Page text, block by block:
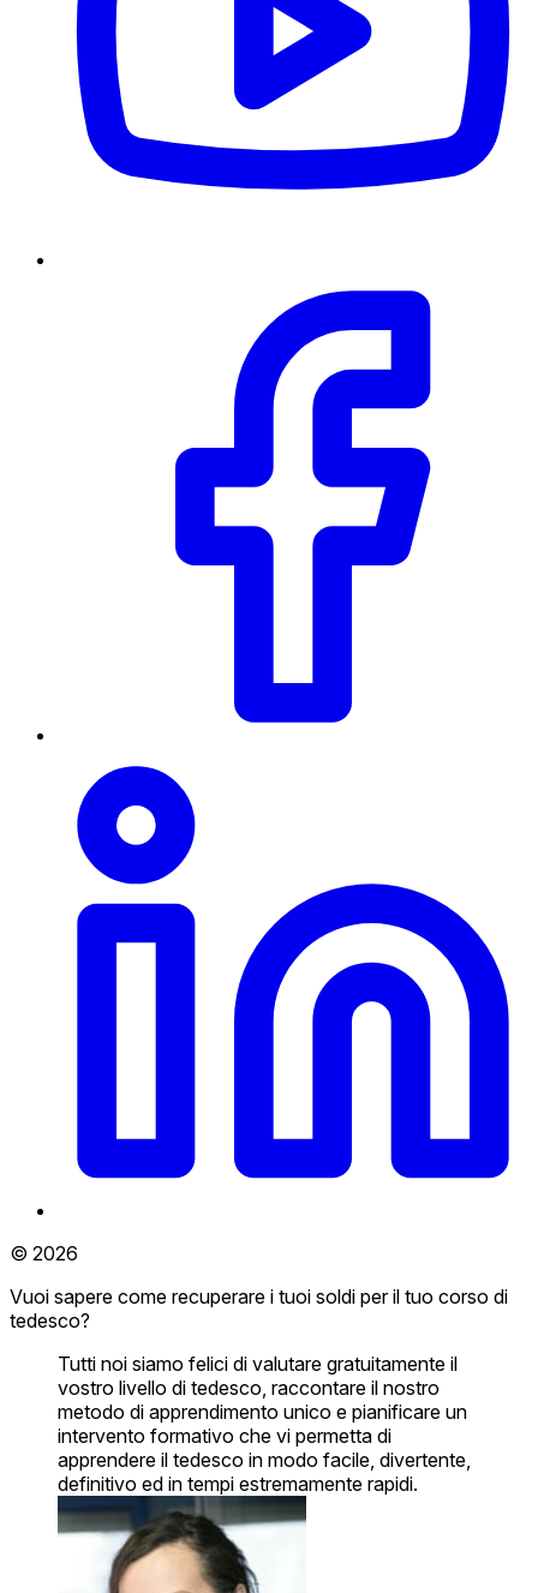
© 2026
Vuoi sapere come recuperare i tuoi soldi per il tuo corso di
tedesco?
Tutti noi siamo felici di valutare gratuitamente il
vostro livello di tedesco, raccontare il nostro
metodo di apprendimento unico e pianificare un
intervento formativo che vi permetta di
apprendere il tedesco in modo facile, divertente,
definitivo ed in tempi estremamente rapidi.